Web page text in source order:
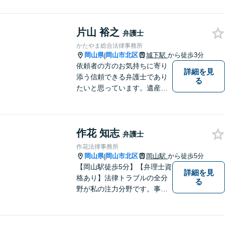
片山 裕之 弁護士
かたやま総合法律事務所
岡山県|岡山市北区 城下駅 から徒歩3分
依頼者の方のお気持ちに寄り
添う信頼できる弁護士であり
たいと思っています。遺産分
にご相談ください。
詳細を見
る
作花 知志 弁護士
作花法律事務所
岡山県|岡山市北区 岡山駅 から徒歩5分
【岡山駅徒歩5分】【弁理士資
格あり】法律トラブルの全分
野が私の注力分野です。事務
詳細を見
る